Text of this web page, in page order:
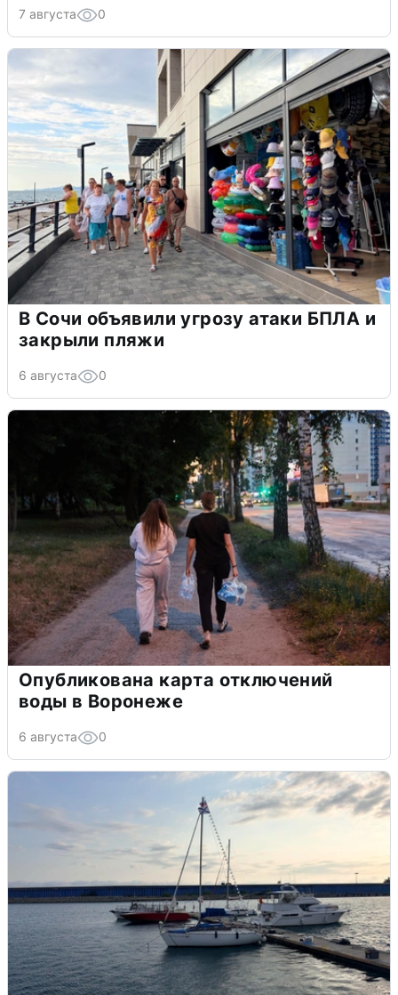
7 августа 0
В Сочи объявили угрозу атаки БПЛА и
закрыли пляжи
6 августа 0
Опубликована карта отключений
воды в Воронеже
6 августа 0